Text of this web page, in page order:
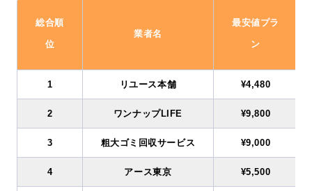
総合順
位
業者名
最安値プラ
ン
1 リユース本舗 ¥4,480
2 ワンナップLIFE ¥9,800
3 粗大ゴミ回収サービス ¥9,000
4 アース東京 ¥5,500